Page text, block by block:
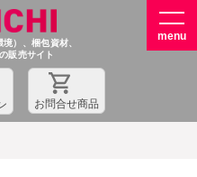
）、梱包資材、
販売サイト
お問合せ商品